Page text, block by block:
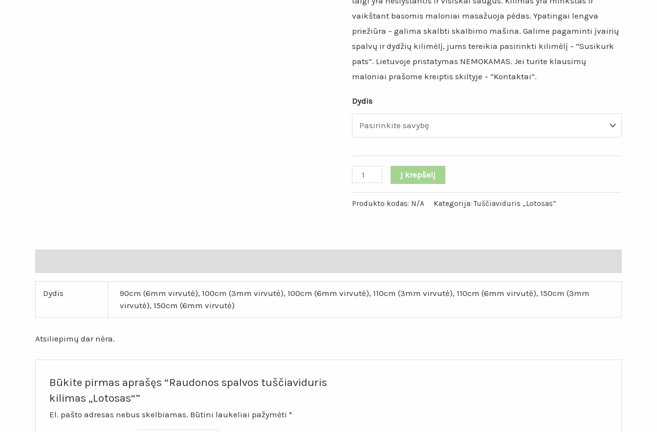
vaikštant basomis maloniai masažuoja pėdas. Ypatingai lengva
priežiūra – galima skalbti skalbimo mašina. Galime pagaminti įvairių
spalvų ir dydžių kilimėlį, jums tereikia pasirinkti kilimėlį – “Susikurk
pats”. Lietuvoje pristatymas NEMOKAMAS. Jei turite klausimų
maloniai prašome kreiptis skiltyje – “Kontaktai”.
Dydis
produkto
Raudonos
kilimas
Į krepšelį
Produkto kodas: N/A Kategorija:Tuščiaviduris „Lotosas“
Dydis
90cm (6mm virvutė), 100cm (3mm virvutė), 100cm (6mm virvutė), 110cm (3mm virvutė), 110cm (6mm virvutė), 150cm (3mm
virvutė), 150cm (6mm virvutė)
Atsiliepimų dar nėra.
Būkite pirmas aprašęs “Raudonos spalvos tuščiaviduris
kilimas „Lotosas“”
El. pašto adresas nebus skelbiamas. Būtini laukeliai pažymėti*